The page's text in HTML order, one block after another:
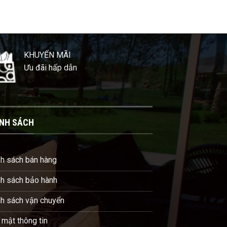
KHUYẾN MÃI
Ưu đãi hấp dẫn
SÁCH
sách bán hàng
sách bảo hành
sách vận chuyển
mật thông tin